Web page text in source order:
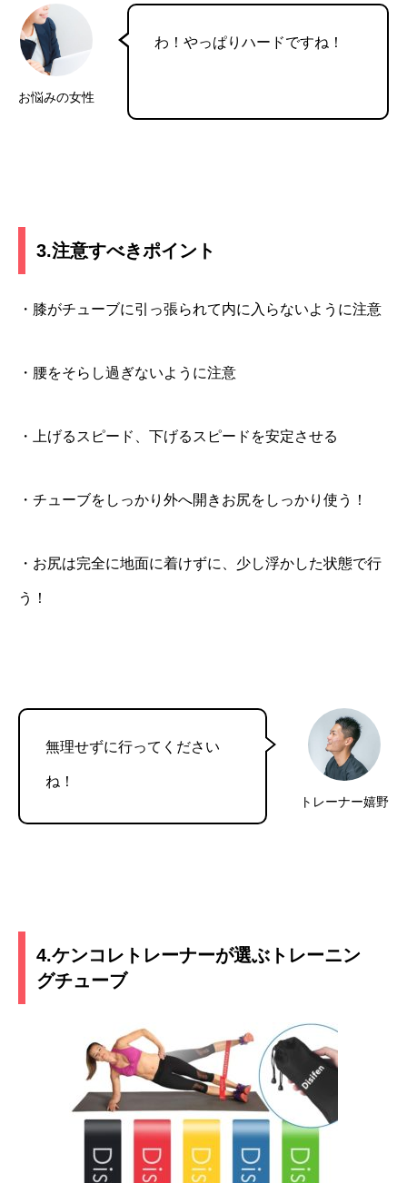
お悩みの女性
わ！やっぱりハードですね！
3.注意すべきポイント
・膝がチューブに引っ張られて内に入らないように注意
・腰をそらし過ぎないように注意
・上げるスピード、下げるスピードを安定させる
・チューブをしっかり外へ開きお尻をしっかり使う！
・お尻は完全に地面に着けずに、少し浮かした状態で行
う！
トレーナー嬉野
無理せずに行ってください
ね！
4.ケンコレトレーナーが選ぶトレーニン
グチューブ